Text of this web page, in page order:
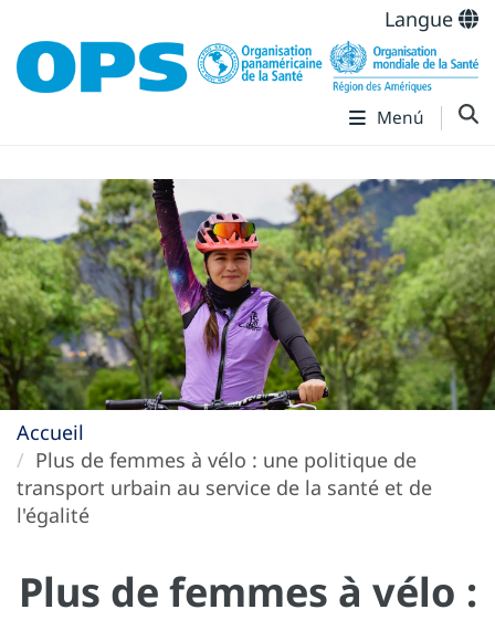
Langue
Menú
Accueil
Plus de femmes à vélo : une politique de
transport urbain au service de la santé et de
l'égalité
Plus de femmes à vélo :